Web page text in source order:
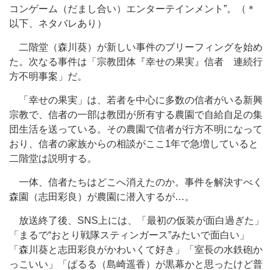
コンゲーム（だまし合い）エンターテインメント”。（＊
以下、ネタバレあり）
二階堂（森川葵）が新しい事件のブリーフィングを始め
た。次なる事件は「宗教団体『幸せの果実』信者 連続行
方不明事案」だ。
「幸せの果実」は、若者を中心に多数の信者がいる新興
宗教で、信者の一部は教団が所有する農園で自給自足の集
団生活を送っている。その農園で信者が行方不明になって
おり、信者の家族からの相談がここ1年で急増していると
二階堂は説明する。
一体、信者たちはどこへ消えたのか。事件を解決すべく
森園（志田彩良）が農園に潜入するが…。
放送終了後、SNS上には、「最初の仮装が面白過ぎた」
「まるで“おとり戦隊スティンガース”みたいで面白い」
「森川葵と志田彩良がかわいくて好き」「室長の水鉄砲か
っこいい」「ぱるる（島崎遥香）が黒幕かと思ったけど普